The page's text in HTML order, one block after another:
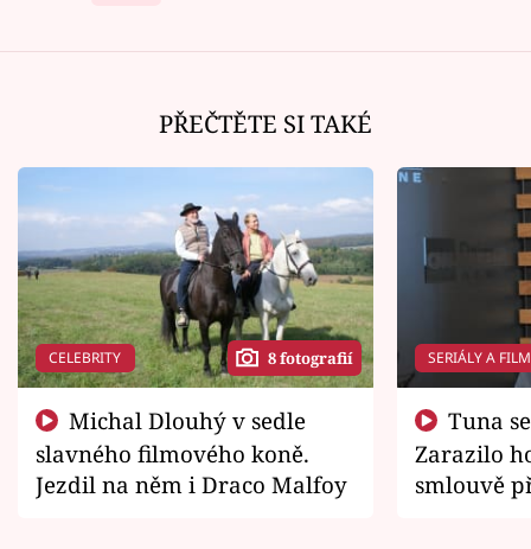
PŘEČTĚTE SI TAKÉ
CELEBRITY 8 fotografií
slavného filmového koně.
Jezdil na něm i Draco Malfoy
SERIÁLY A
Zarazilo
smlouvě